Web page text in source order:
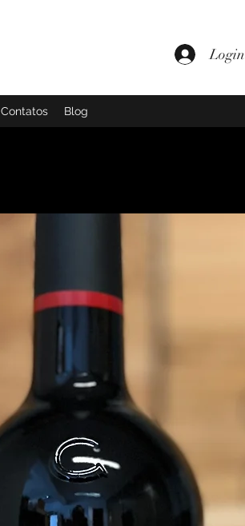
Login
Contatos Blog
Cliente